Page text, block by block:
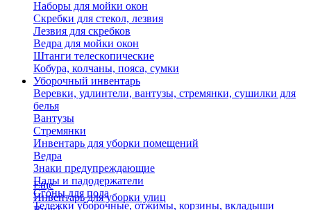
Наборы для мойки окон
Скребки для стекол, лезвия
Лезвия для скребков
Ведра для мойки окон
Штанги телескопические
Кобура, колчаны, пояса, сумки
Уборочный инвентарь
Веревки, удлинтели, вантузы, стремянки, сушилки для
белья
Вантузы
Стремянки
Инвентарь для уборки помещений
Ведра
Знаки предупреждающие
Пады и падодержатели
Сгоны для пола
Тележки уборочные, отжимы, корзины, вкладыши
Еще
Инвентарь для уборки улиц